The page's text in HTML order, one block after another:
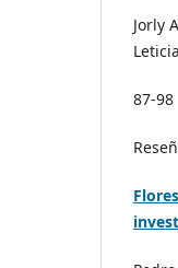
Jorly
87-98